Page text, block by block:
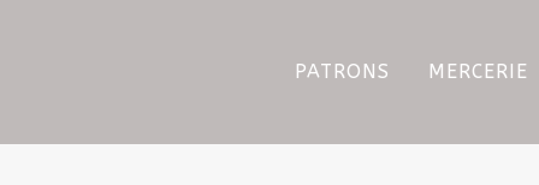
PATRONS MERCERIE